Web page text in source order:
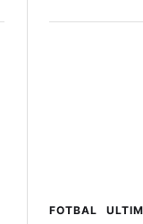
FOTBAL